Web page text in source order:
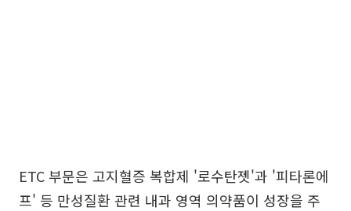
ETC 부문은 고지혈증 복합제 '로수탄젯'과 '피타론에
프' 등 만성질환 관련 내과 영역 의약품이 성장을 주